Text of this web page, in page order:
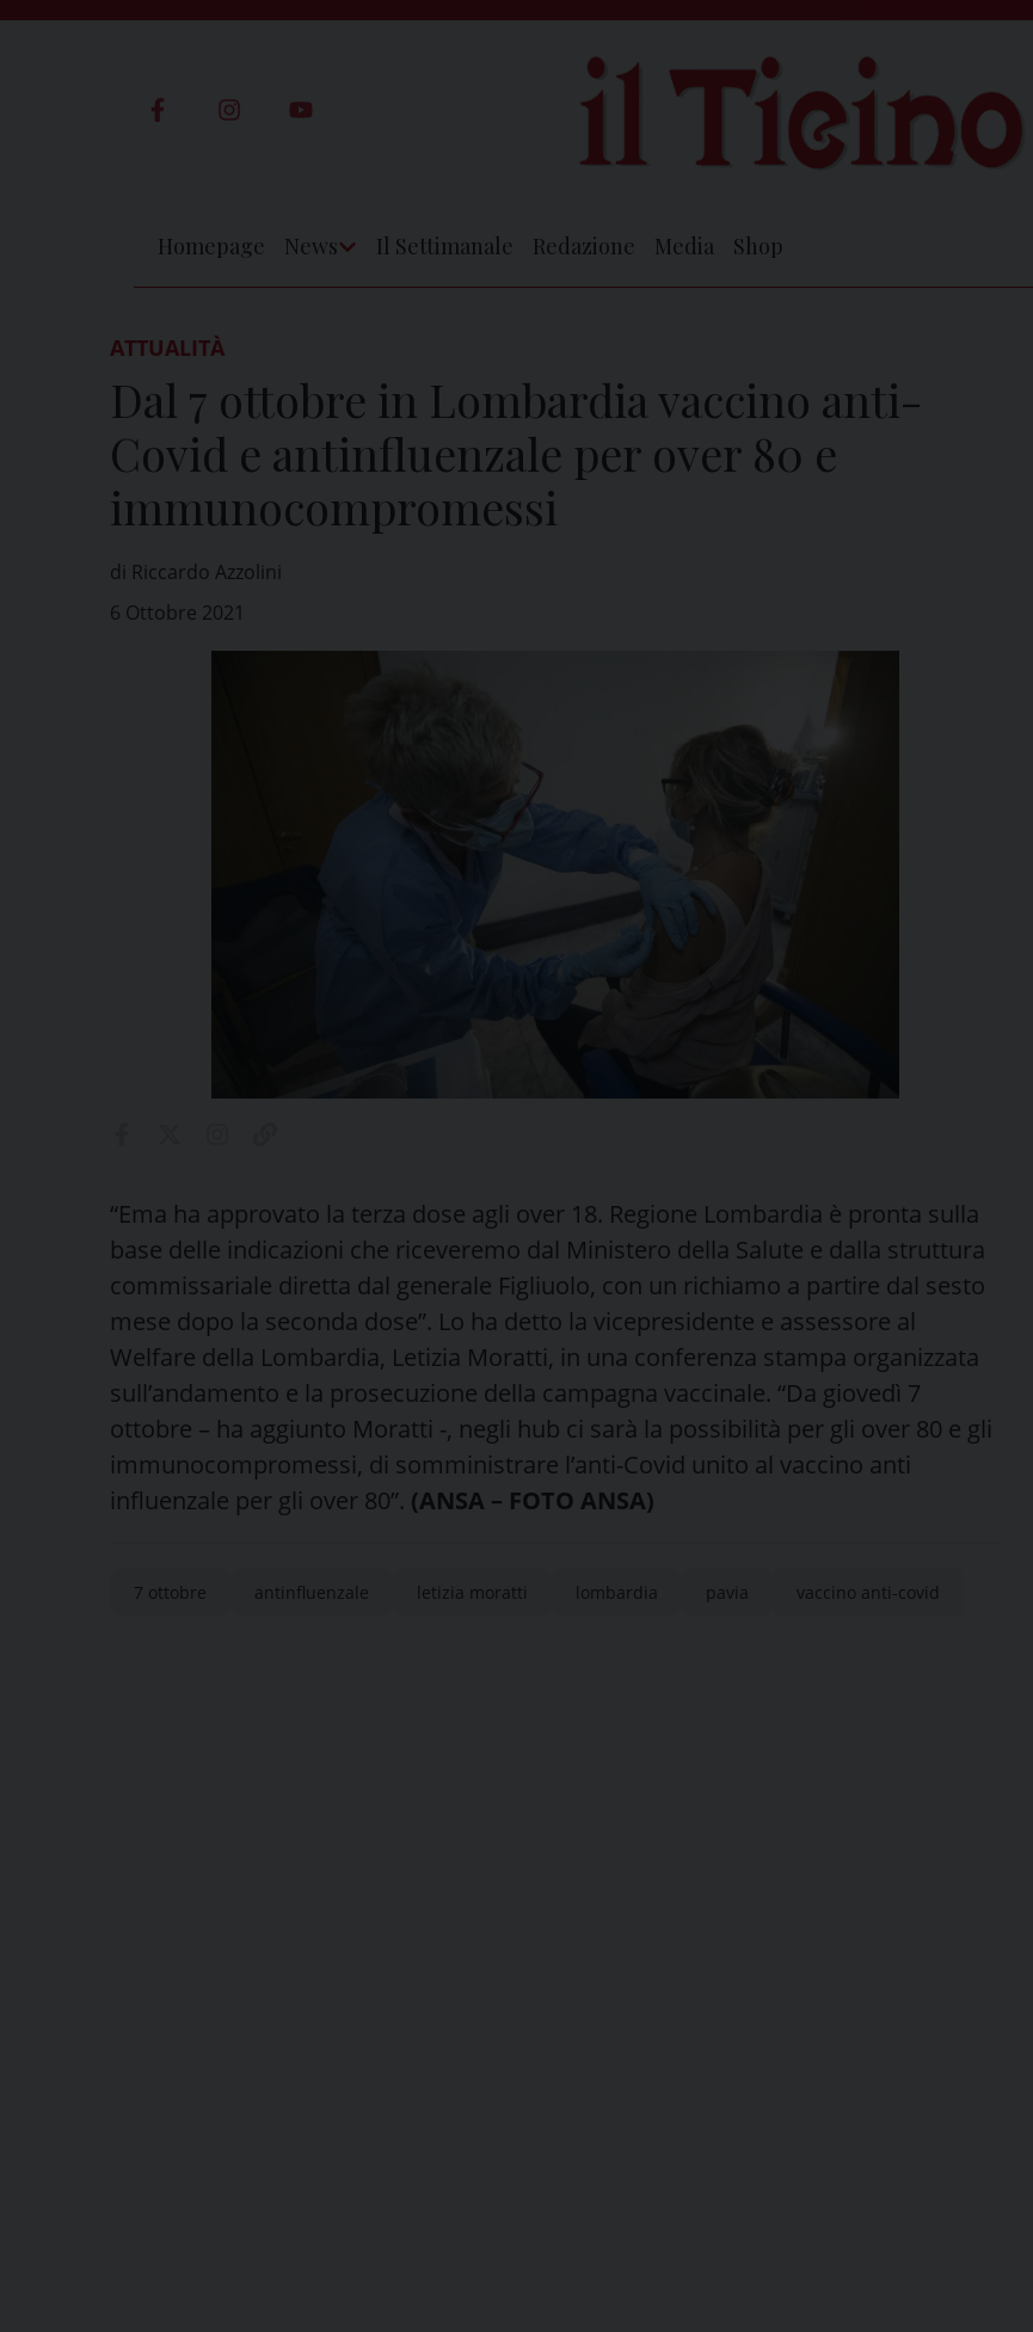
Homepage News Il Settimanale Redazione Media Shop
ATTUALITÀ
Dal 7 ottobre in Lombardia vaccino anti-
Covid e antinfluenzale per over 80 e
immunocompromessi
di Riccardo Azzolini
6 Ottobre 2021
“Ema ha approvato la terza dose agli over 18. Regione Lombardia è pronta sulla
base delle indicazioni che riceveremo dal Ministero della Salute e dalla struttura
commissariale diretta dal generale Figliuolo, con un richiamo a partire dal sesto
mese dopo la seconda dose”. Lo ha detto la vicepresidente e assessore al
Welfare della Lombardia, Letizia Moratti, in una conferenza stampa organizzata
sull’andamento e la prosecuzione della campagna vaccinale. “Da giovedì 7
ottobre – ha aggiunto Moratti -, negli hub ci sarà la possibilità per gli over 80 e gli
immunocompromessi, di somministrare l’anti-Covid unito al vaccino anti
influenzale per gli over 80”. (ANSA – FOTO ANSA)
7 ottobre antinfluenzale letizia moratti lombardia pavia vaccino anti-covid